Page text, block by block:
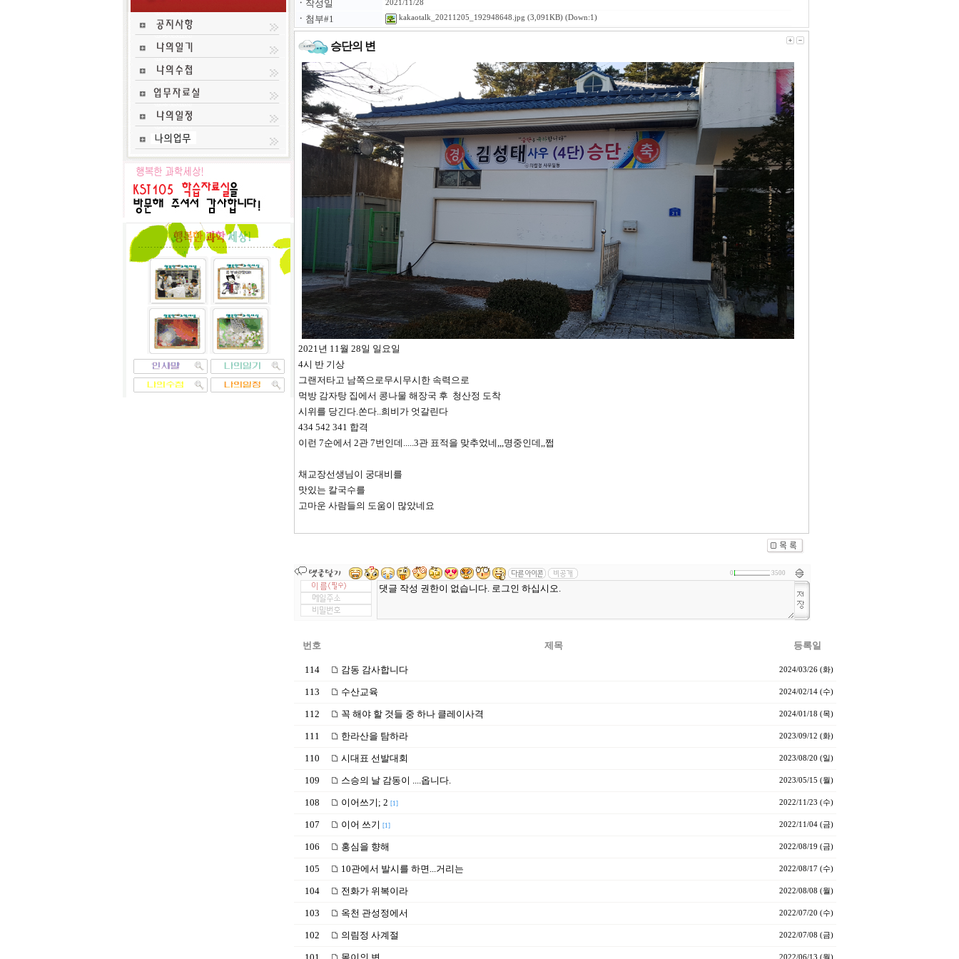
ㆍ 작성일 2021/11/28
ㆍ 첨부#1 kakaotalk_20211205_192948648.jpg (3,091KB) (Down:1)
승단의 변
2021년 11월 28일 일요일
4시 반 기상
그랜저타고 남쪽으로무시무시한 속력으로
먹방 감자탕 집에서 콩나물 해장국 후 청산정 도착
시위를 당긴다.쏜다..희비가 엇갈린다
434 542 341 합격
이런 7순에서 2관 7번인데.....3관 표적을 맞추었네,,,명중인데,,쩝
채교장선생님이 궁대비를
맛있는 칼국수를
고마운 사람들의 도움이 많았네요
0 3500
번호 제목 등록일
114 감동 감사합니다 2024/03/26 (화)
113 수산교육 2024/02/14 (수)
112 꼭 해야 할 것들 중 하나 클레이사격 2024/01/18 (목)
111 한라산을 탐하라 2023/09/12 (화)
110 시대표 선발대회 2023/08/20 (일)
109 스승의 날 감동이 ....옵니다. 2023/05/15 (월)
108 이어쓰기; 2 [1] 2022/11/23 (수)
107 이어 쓰기 [1] 2022/11/04 (금)
106 홍심을 향해 2022/08/19 (금)
105 10관에서 발시를 하면...거리는 2022/08/17 (수)
104 전화가 위복이라 2022/08/08 (월)
103 옥천 관성정에서 2022/07/20 (수)
102 의림정 사계절 2022/07/08 (금)
2022/06/13 (월)